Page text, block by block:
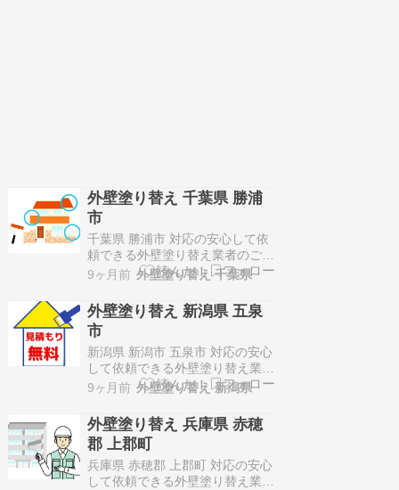
外壁塗り替え 千葉県 勝浦
市
千葉県 勝浦市 対応の安心して依
頼できる外壁塗り替え業者のご紹
介！株式会社日本リネスタイル〒
千葉町16-7 ブラジルビル 4階B号
室千葉県を中心にサービス展開！
自社施工による高い顧客満足度と
リピート率！施工価格は100万円
～150万円代が多く…
9ヶ月前 外壁塗り替え 千葉県
外壁塗り替え 新潟県 五泉
市
新潟県 新潟市 五泉市 対応の安心
して依頼できる外壁塗り替え業者
のご紹介！三和ペイント株式会社
西宮原1丁目8番10号戸建の建築
塗装リフォームを専業に30,000
棟以上の実績！施工価格は100万
円～150万円代が多く、アフター
フォローもあるので…
9ヶ月前 外壁塗り替え 新潟県
外壁塗り替え 兵庫県 赤穂
郡 上郡町
兵庫県 赤穂郡 上郡町 対応の安心
して依頼できる外壁塗り替え業者